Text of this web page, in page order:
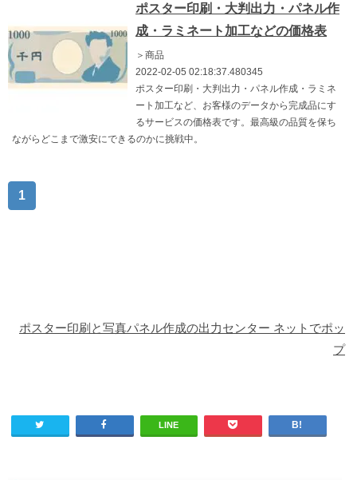
ポスター印刷・大判出力・パネル作
成・ラミネート加工などの価格表
＞商品
2022-02-05 02:18:37.480345
ポスター印刷・大判出力・パネル作成・ラミネ
ート加工など、お客様のデータから完成品にす
るサービスの価格表です。最高級の品質を保ち
ながらどこまで激安にできるのかに挑戦中。
1
ポスター印刷と写真パネル作成の出力センター ネットでポッ
プ
LINE